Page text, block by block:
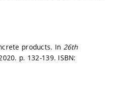
products. In 26th
p. 132-139. ISBN: